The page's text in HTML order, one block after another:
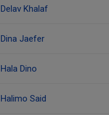
Delav Khalaf
Dina Jaefer
Hala Dino
Halimo Said